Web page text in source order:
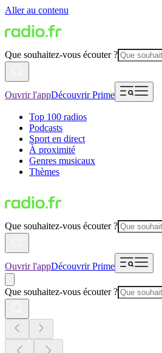
Aller au contenu
Que souhaitez-vous écouter ?
Ouvrir l'appDécouvrir Prime
Top 100 radios
Podcasts
Sport en direct
À proximité
Genres musicaux
Thèmes
Que souhaitez-vous écouter ?
Ouvrir l'appDécouvrir Prime
Que souhaitez-vous écouter ?